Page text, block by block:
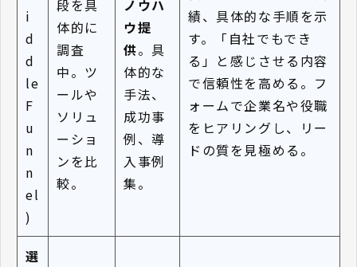
i
d
d
le
F
u
n
n
el
)
段を具
体的に
調査
中。ツ
ールや
ソリュ
ーショ
ンを比
較。
ノウハ
ウ提
供。具
体的な
手法、
成功事
例、導
入事例
集。
績、具体的な手順を示
す。「自社でもでき
る」と感じさせる内容
で信頼性を高める。フ
ォームで企業名や役職
をヒアリングし、リー
ドの質を見極める。
選